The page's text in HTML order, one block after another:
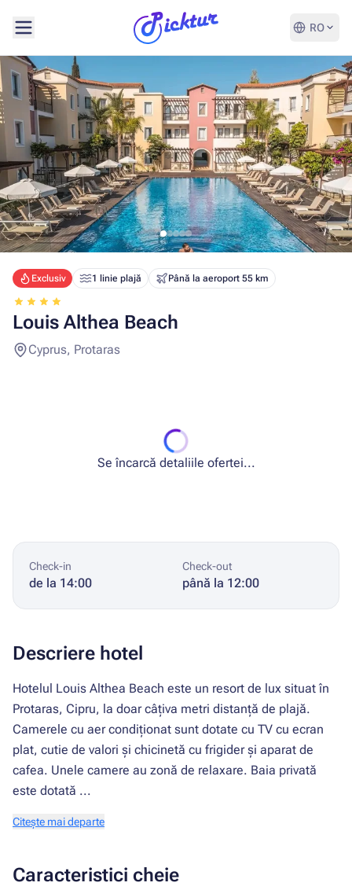
RO
Exclusiv 1 linie plajă Până la aeroport 55 km
Louis Althea Beach
Cyprus, Protaras
Se încarcă detaliile ofertei...
Check-in
de la 14:00
Check-out
până la 12:00
Descriere hotel
Hotelul Louis Althea Beach este un resort de lux situat în
Protaras, Cipru, la doar câțiva metri distanță de plajă.
Camerele cu aer condiționat sunt dotate cu TV cu ecran
plat, cutie de valori și chicinetă cu frigider și aparat de
cafea. Unele camere au zonă de relaxare. Baia privată
este dotată ...
Citește mai departe
Caracteristici cheie